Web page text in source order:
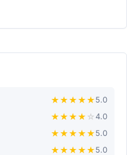
★★★★★5.0
★★★★ ☆4.0
★★★★★5.0
★★★★★5.0